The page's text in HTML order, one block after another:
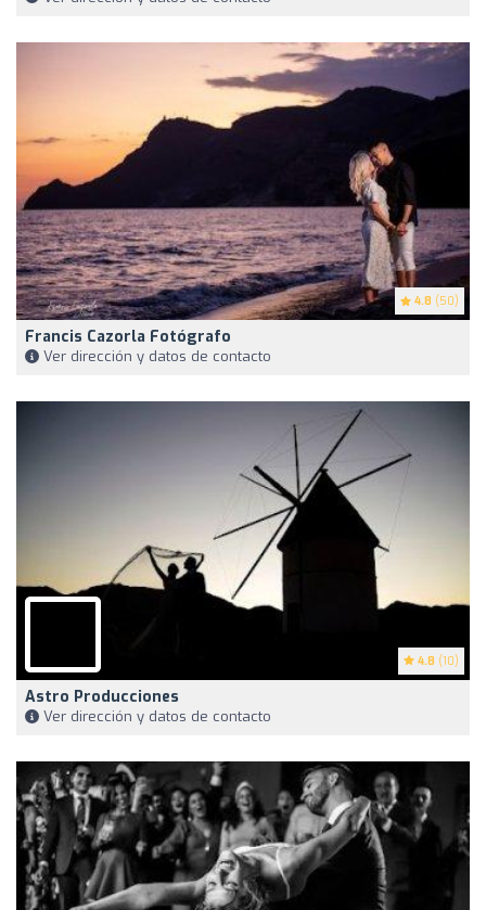
4.8 (50)
Francis Cazorla Fotógrafo
Ver dirección y datos de contacto
4.8 (10)
Astro Producciones
Ver dirección y datos de contacto